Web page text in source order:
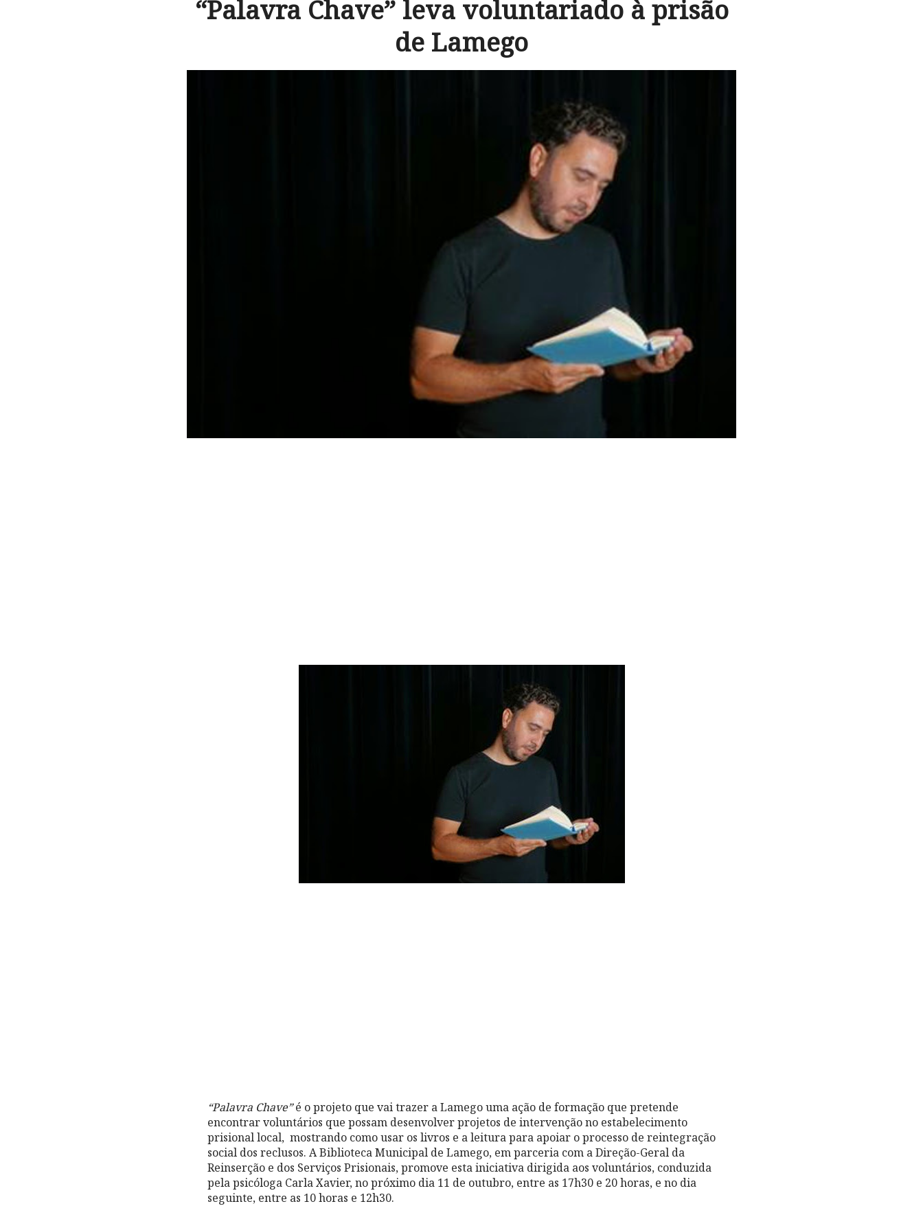
“Palavra Chave” leva voluntariado à prisão
de Lamego
“Palavra Chave”é o projeto que vai trazer a Lamego uma ação de formação que pretende
encontrar voluntários que possam desenvolver projetos de intervenção no estabelecimento
prisional local, mostrando como usar os livros e a leitura para apoiar o processo de reintegração
social dos reclusos. A Biblioteca Municipal de Lamego, em parceria com a Direção-Geral da
Reinserção e dos Serviços Prisionais, promove esta iniciativa dirigida aos voluntários, conduzida
pela psicóloga Carla Xavier, no próximo dia 11 de outubro, entre as 17h30 e 20 horas, e no dia
seguinte, entre as 10 horas e 12h30.